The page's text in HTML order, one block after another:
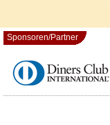
Sponsoren/Partner